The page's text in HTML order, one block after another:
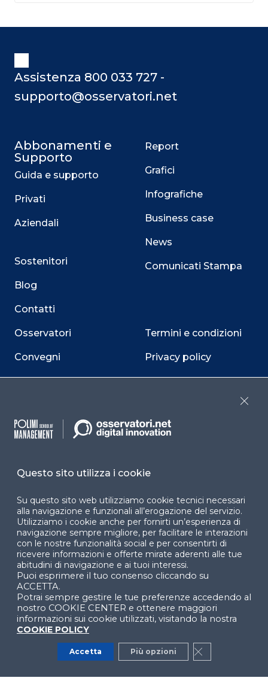
Assistenza 800 033 727 -
supporto@osservatori.net
Abbonamenti e
Supporto
Guida e supporto
Privati
Aziendali
Sostenitori
Blog
Contatti
Osservatori
Convegni
Webinar
Report
Grafici
Infografiche
Business case
News
Comunicati Stampa
Termini e condizioni
Privacy policy
Cookie policy
Dichiarazione di
Cookie Center
Facebook LinkedIn
YouTube X
di Ingegneria Gestionale
Questo sito utilizza i cookie
Su questo sito web utilizziamo cookie tecnici necessari
alla navigazione e funzionali all’erogazione del servizio.
Utilizziamo i cookie anche per fornirti un’esperienza di
navigazione sempre migliore, per facilitare le interazioni
con le nostre funzionalità social e per consentirti di
ricevere informazioni e offerte mirate aderenti alle tue
abitudini di navigazione e ai tuoi interessi.
Puoi esprimere il tuo consenso cliccando su
ACCETTA.
Potrai sempre gestire le tue preferenze accedendo al
nostro COOKIE CENTER e ottenere maggiori
informazioni sui cookie utilizzati, visitando la nostra
COOKIE POLICY
Accetta Più opzioni Close GDPR